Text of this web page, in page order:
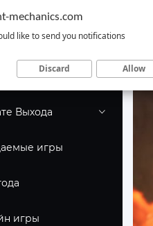
страница
Выхода
игры
игры
mechanics.com
like to send you notifications
Discard Allow